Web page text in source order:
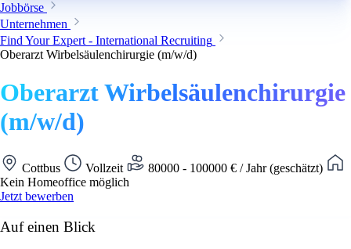
Jobbörse
Unternehmen
Find Your Expert - International Recruiting
Oberarzt Wirbelsäulenchirurgie (m/w/d)
Oberarzt Wirbelsäulenchirurgie
(m/w/d)
Cottbus Vollzeit
80000 - 100000 € / Jahr (geschätzt)
Kein Homeoffice möglich
Jetzt bewerben
Auf einen Blick